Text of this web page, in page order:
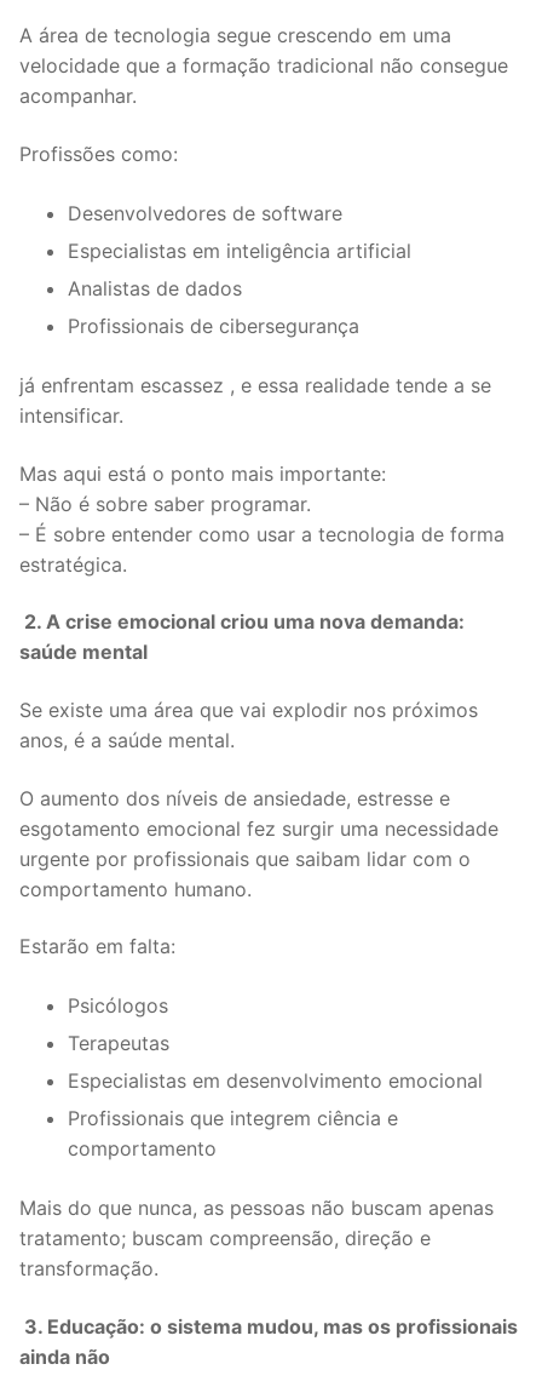
A área de tecnologia segue crescendo em uma
velocidade que a formação tradicional não consegue
acompanhar.
Profissões como:
Desenvolvedores de software
Especialistas em inteligência artificial
Analistas de dados
Profissionais de cibersegurança
já enfrentam escassez , e essa realidade tende a se
intensificar.
Mas aqui está o ponto mais importante:
– Não é sobre saber programar.
– É sobre entender como usar a tecnologia de forma
estratégica.
2. A crise emocional criou uma nova demanda:
saúde mental
Se existe uma área que vai explodir nos próximos
anos, é a saúde mental.
O aumento dos níveis de ansiedade, estresse e
esgotamento emocional fez surgir uma necessidade
urgente por profissionais que saibam lidar com o
comportamento humano.
Estarão em falta:
Psicólogos
Terapeutas
Especialistas em desenvolvimento emocional
Profissionais que integrem ciência e
comportamento
Mais do que nunca, as pessoas não buscam apenas
tratamento; buscam compreensão, direção e
transformação.
3. Educação: o sistema mudou, mas os profissionais
ainda não